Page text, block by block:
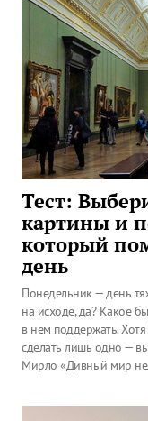
Тест:
картины и
который
день
Понедельник — день
на исходе, да? Какое
в нем поддержать.
сделать лишь одно —
Мирло «Дивный мир